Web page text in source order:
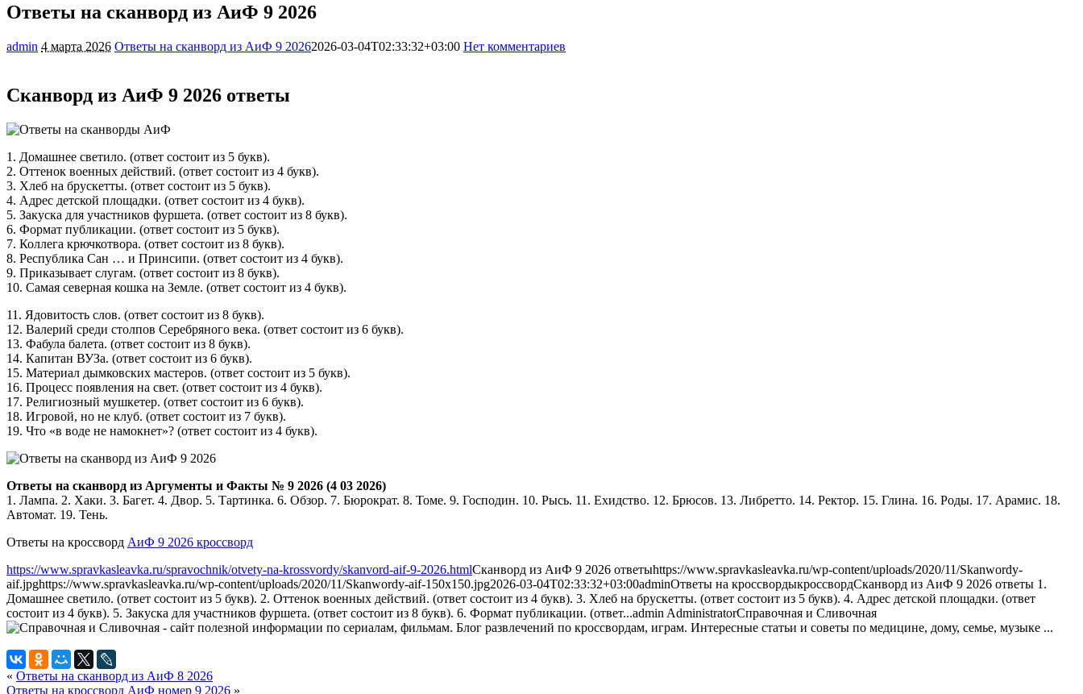
Ответы на сканворд из АиФ 9 2026
admin 4 марта 2026 Ответы на сканворд из АиФ 9 20262026-03-04T02:33:32+03:00 Нет комментариев
Сканворд из АиФ 9 2026 ответы
1. Домашнее светило. (ответ состоит из 5 букв).
2. Оттенок военных действий. (ответ состоит из 4 букв).
3. Хлеб на брускетты. (ответ состоит из 5 букв).
4. Адрес детской площадки. (ответ состоит из 4 букв).
5. Закуска для участников фуршета. (ответ состоит из 8 букв).
6. Формат публикации. (ответ состоит из 5 букв).
7. Коллега крючкотвора. (ответ состоит из 8 букв).
8. Республика Сан … и Принсипи. (ответ состоит из 4 букв).
9. Приказывает слугам. (ответ состоит из 8 букв).
10. Самая северная кошка на Земле. (ответ состоит из 4 букв).
11. Ядовитость слов. (ответ состоит из 8 букв).
12. Валерий среди столпов Серебряного века. (ответ состоит из 6 букв).
13. Фабула балета. (ответ состоит из 8 букв).
14. Капитан ВУЗа. (ответ состоит из 6 букв).
15. Материал дымковских мастеров. (ответ состоит из 5 букв).
16. Процесс появления на свет. (ответ состоит из 4 букв).
17. Религиозный мушкетер. (ответ состоит из 6 букв).
18. Игровой, но не клуб. (ответ состоит из 7 букв).
19. Что «в воде не намокнет»? (ответ состоит из 4 букв).
Ответы на сканворд из Аргументы и Факты № 9 2026 (4 03 2026)
1. Лампа. 2. Хаки. 3. Багет. 4. Двор. 5. Тартинка. 6. Обзор. 7. Бюрократ. 8. Томе. 9. Господин. 10. Рысь. 11. Ехидство. 12. Брюсов. 13. Либретто. 14. Ректор. 15. Глина. 16. Роды. 17. Арамис. 18.
Автомат. 19. Тень.
Ответы на кроссворд АиФ 9 2026 кроссворд
https://www.spravkasleavka.ru/spravochnik/otvety-na-krossvordy/skanvord-aif-9-2026.htmlСканворд из АиФ 9 2026 ответыhttps://www.spravkasleavka.ru/wp-content/uploads/2020/11/Skanwordy-
aif.jpghttps://www.spravkasleavka.ru/wp-content/uploads/2020/11/Skanwordy-aif-150x150.jpg2026-03-04T02:33:32+03:00adminОтветы на кроссвордыкроссвордСканворд из АиФ 9 2026 ответы 1.
Домашнее светило. (ответ состоит из 5 букв). 2. Оттенок военных действий. (ответ состоит из 4 букв). 3. Хлеб на брускетты. (ответ состоит из 5 букв). 4. Адрес детской площадки. (ответ
состоит из 4 букв). 5. Закуска для участников фуршета. (ответ состоит из 8 букв). 6. Формат публикации. (ответ...admin AdministratorСправочная и Сливочная
« Ответы на сканворд из АиФ 8 2026
Ответы на кроссворд АиФ номер 9 2026 »